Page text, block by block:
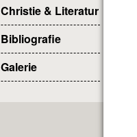
Christie & Literatur
Bibliografie
Galerie